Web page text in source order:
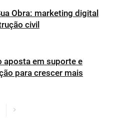
Obra: marketing digital
civil
aposta em suporte e
para crescer mais